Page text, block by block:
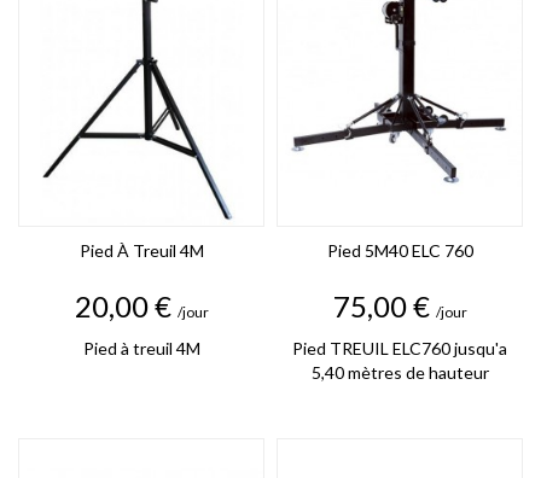
Pied À Treuil 4M
Prix
20,00 € /jour
Pied à treuil 4M
Pied 5M40 ELC 760
Prix
75,00 € /jour
Pied TREUIL ELC760 jusqu'a
5,40 mètres de hauteur